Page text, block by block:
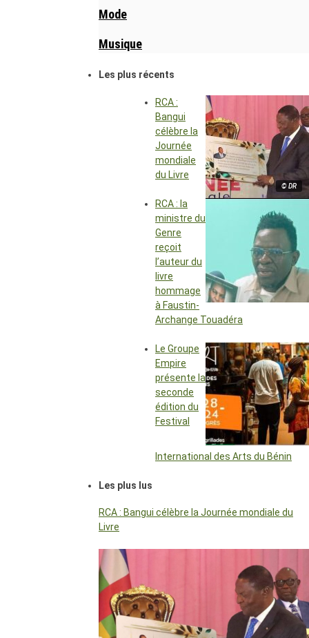
Mode
Musique
Les plus récents
© DR
RCA :
Bangui
célèbre la
Journée
mondiale
du Livre
RCA : la
ministre du
Genre
reçoit
l’auteur du
livre
hommage
à Faustin-
Archange Touadéra
Le Groupe
Empire
présente la
seconde
édition du
Festival
International des Arts du Bénin
Les plus lus
RCA : Bangui célèbre la Journée mondiale du
Livre